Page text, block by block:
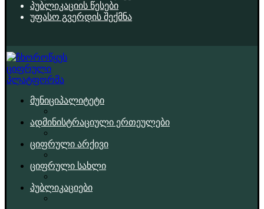
პუბლიკაციის წესები
უფასო გვერდის შექმნა
მუნიციპალიტეტი
ადმინისტრაციული ერთეულები
ციფრული არქივი
ციფრული სახლი
პუბლიკაციები